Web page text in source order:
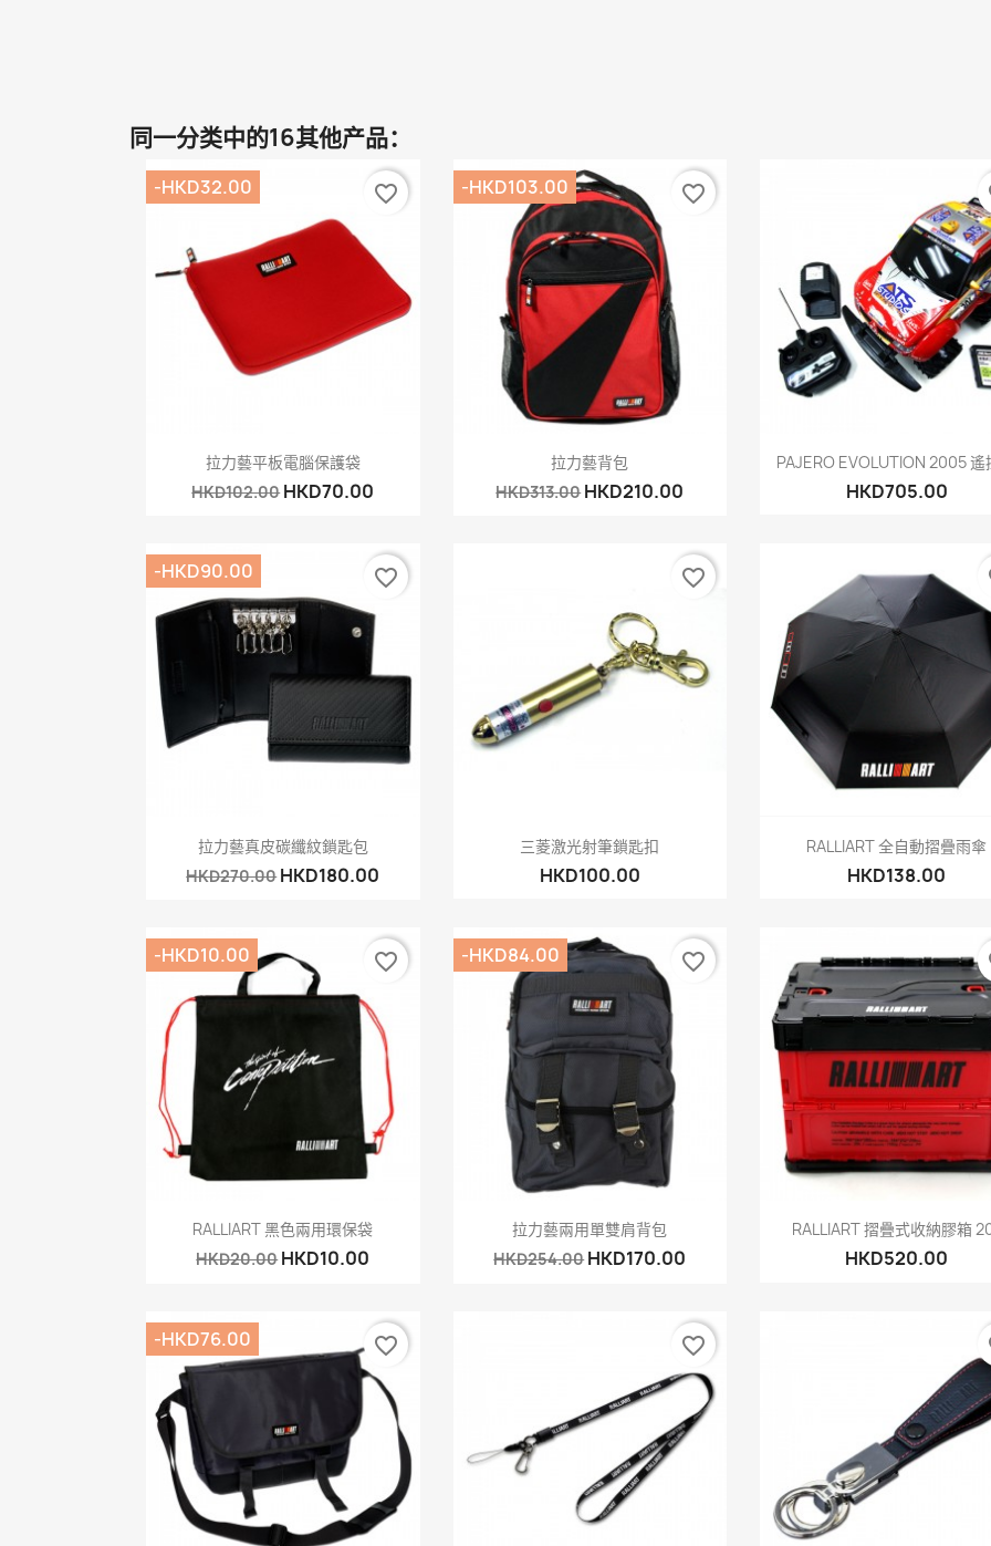
同一分类中的16其他产品：
快速查看
拉力藝平板電腦保護袋
HKD102.00HKD70.00
-HKD32.00 favorite_border
快速查看
拉力藝背包
HKD313.00HKD210.00
-HKD103.00 favorite_border
快速查看
PAJERO EVOLUTION 2005 遙
HKD705.00
快速查看
拉力藝真皮碳纖紋鎖匙包
HKD270.00HKD180.00
-HKD90.00 favorite_border
快速查看
三菱激光射筆鎖匙扣
HKD100.00
favorite_border
快速查看
RALLIART 全自動摺疊雨傘
HKD138.00
快速查看
RALLIART 黑色兩用環保袋
HKD20.00HKD10.00
-HKD10.00 favorite_border
快速查看
拉力藝兩用單雙肩背包
HKD254.00HKD170.00
-HKD84.00 favorite_border
快速查看
RALLIART 摺疊式收納膠箱
HKD520.00
-HKD76.00 favorite_border favorite_border